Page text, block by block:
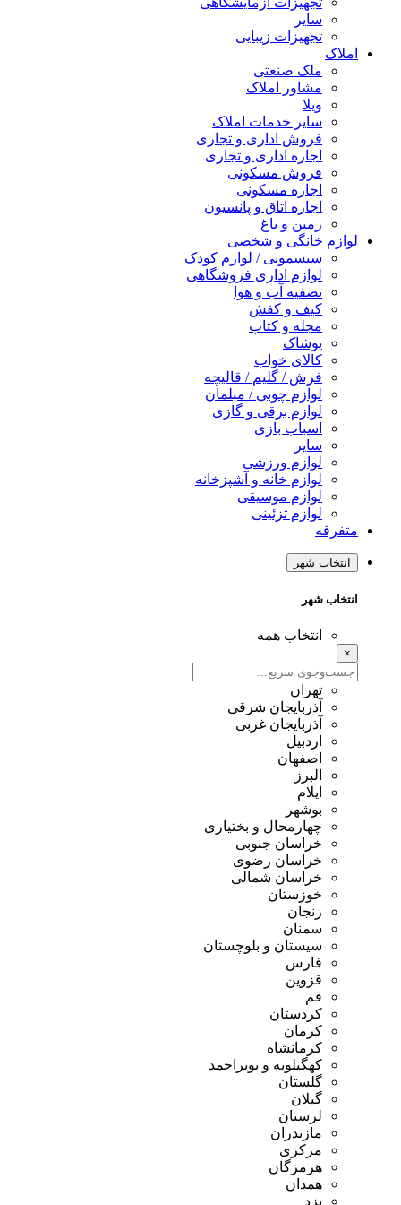
سایر
تجهیزات زیبایی
املاک
ملک صنعتی
مشاور املاک
ویلا
سایر خدمات املاک
فروش اداری و تجاری
اجاره اداری و تجاری
فروش مسکونی
اجاره مسکونی
اجاره اتاق و پانسیون
زمین و باغ
لوازم خانگی و شخصی
سیسمونی / لوازم کودک
لوازم اداری فروشگاهی
تصفیه آب و هوا
کیف و کفش
مجله و کتاب
پوشاک
کالای خواب
فرش / گلیم / قالیچه
لوازم چوبی / مبلمان
لوازم برقی و گازی
اسباب بازی
سایر
لوازم ورزشی
لوازم خانه و آشپزخانه
لوازم موسیقی
لوازم تزئینی
متفرقه
انتخاب شهر
انتخاب شهر
انتخاب همه
تهران
آذربایجان شرقی
آذربایجان غربی
اردبیل
اصفهان
البرز
ایلام
بوشهر
چهارمحال و بختیاری
خراسان جنوبی
خراسان رضوی
خراسان شمالی
خوزستان
زنجان
سمنان
سیستان و بلوچستان
فارس
قزوین
قم
کردستان
کرمان
کرمانشاه
کهگیلویه و بویراحمد
گلستان
گیلان
لرستان
مازندران
مرکزی
هرمزگان
همدان
یزد